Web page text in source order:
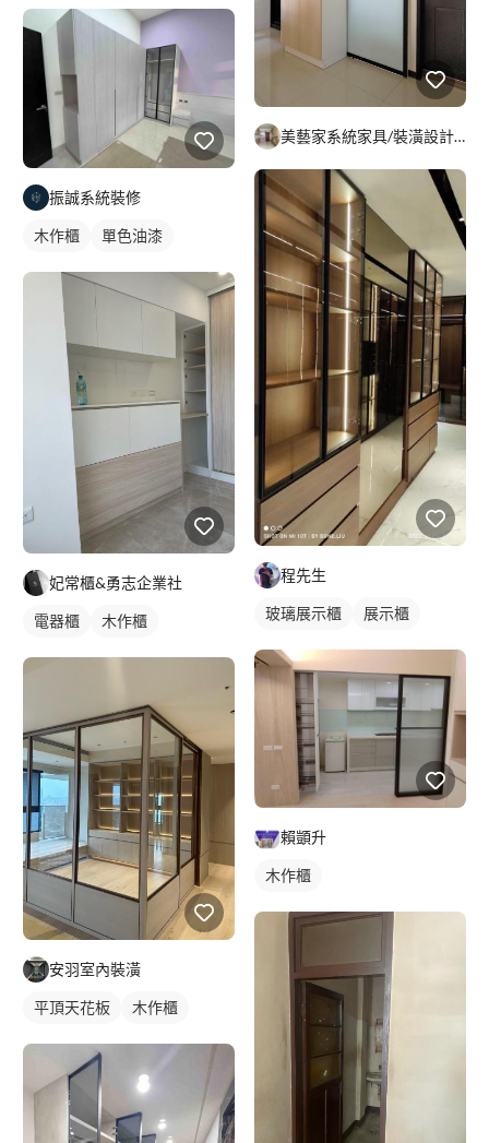
振誠系統裝修
木作櫃 單色油漆
妃常櫃&勇志企業社
電器櫃 木作櫃
安羽室內裝潢
平頂天花板 木作櫃
美藝家系統家具/裝潢設計/統包服務
程先生
玻璃展示櫃 展示櫃
賴顗升
木作櫃